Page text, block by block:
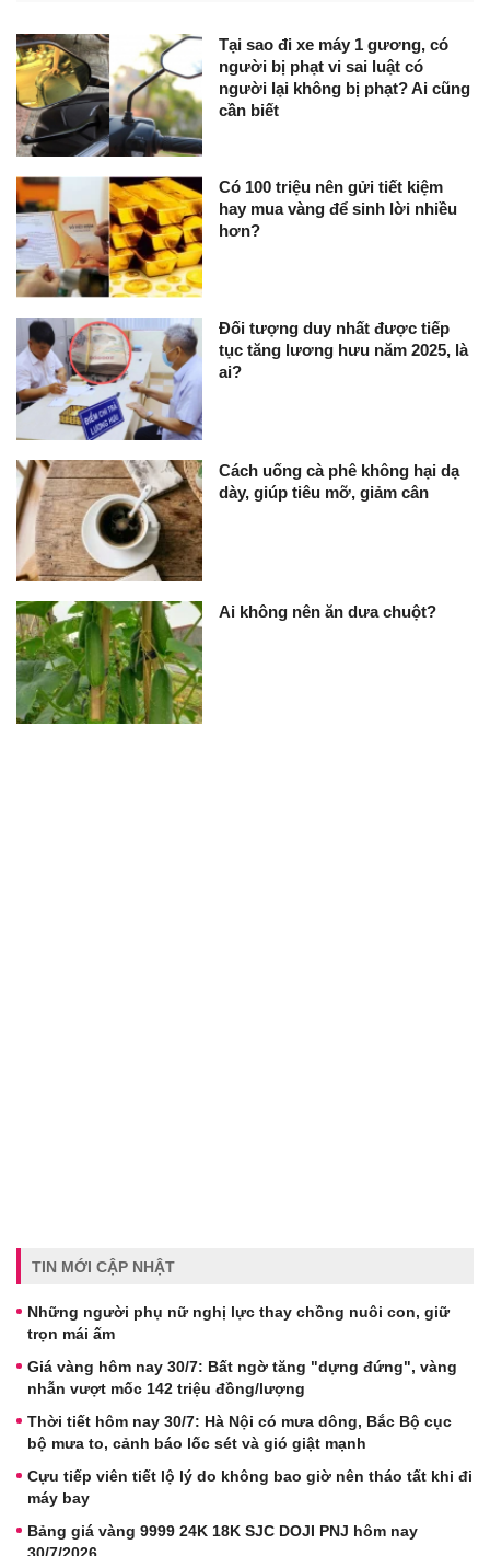
Tại sao đi xe máy 1 gương, có
người bị phạt vi sai luật có
người lại không bị phạt? Ai cũng
cần biết
Có 100 triệu nên gửi tiết kiệm
hay mua vàng để sinh lời nhiều
hơn?
Đối tượng duy nhất được tiếp
tục tăng lương hưu năm 2025, là
ai?
Cách uống cà phê không hại dạ
dày, giúp tiêu mỡ, giảm cân
Ai không nên ăn dưa chuột?
TIN MỚI CẬP NHẬT
Những người phụ nữ nghị lực thay chồng nuôi con, giữ
trọn mái ấm
Giá vàng hôm nay 30/7: Bất ngờ tăng "dựng đứng", vàng
nhẫn vượt mốc 142 triệu đồng/lượng
Thời tiết hôm nay 30/7: Hà Nội có mưa dông, Bắc Bộ cục
bộ mưa to, cảnh báo lốc sét và gió giật mạnh
Cựu tiếp viên tiết lộ lý do không bao giờ nên tháo tất khi đi
máy bay
Bảng giá vàng 9999 24K 18K SJC DOJI PNJ hôm nay